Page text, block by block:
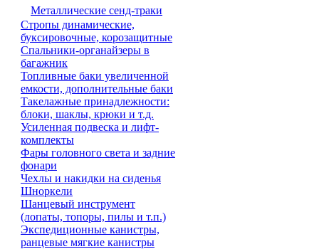
Металлические сенд-траки
Стропы динамические,
буксировочные, корозащитные
Спальники-органайзеры в
багажник
Топливные баки увеличенной
емкости, дополнительные баки
Такелажные принадлежности:
блоки, шаклы, крюки и т.д.
Усиленная подвеска и лифт-
комплекты
Фары головного света и задние
фонари
Чехлы и накидки на сиденья
Шноркели
Шанцевый инструмент
(лопаты, топоры, пилы и т.п.)
Экспедиционные канистры,
ранцевые мягкие канистры